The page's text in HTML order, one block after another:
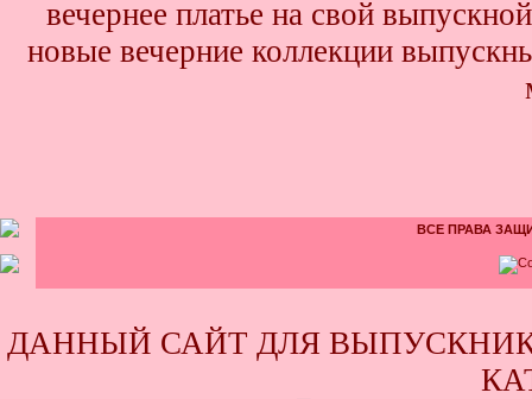
вечернее платье на свой
новые вечерние коллекции
ВСЕ ПРАВА
ДАННЫЙ САЙТ ДЛЯ